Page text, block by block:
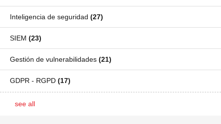
Inteligencia de seguridad (27)
SIEM (23)
Gestión de vulnerabilidades (21)
GDPR - RGPD (17)
see all